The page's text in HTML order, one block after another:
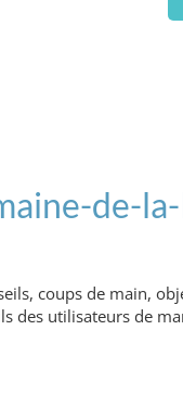
de-
coups de main,
des utilisateurs de